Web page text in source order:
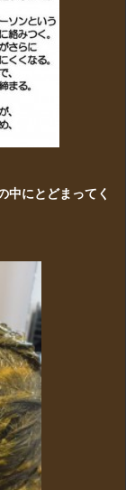
中にとどまってく